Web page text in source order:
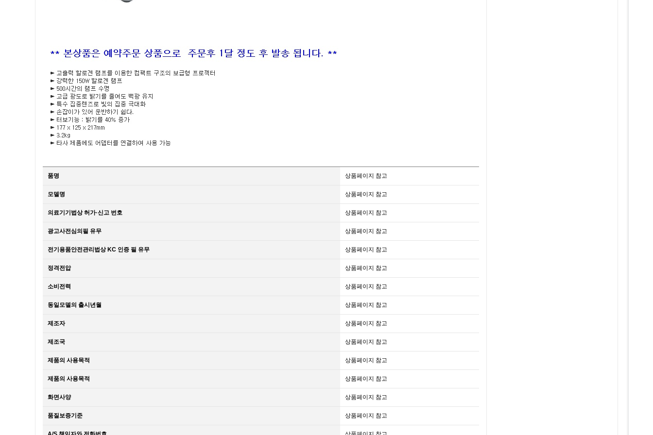
품명 상품페이지 참고
모델명 상품페이지 참고
의료기기법상 허가·신고 번호 상품페이지 참고
광고사전심의필 유무 상품페이지 참고
전기용품안전관리법상 KC 인증 필 유무 상품페이지 참고
정격전압 상품페이지 참고
소비전력 상품페이지 참고
동일모델의 출시년월 상품페이지 참고
제조자 상품페이지 참고
제조국 상품페이지 참고
제품의 사용목적 상품페이지 참고
제품의 사용목적 상품페이지 참고
화면사양 상품페이지 참고
품질보증기준 상품페이지 참고